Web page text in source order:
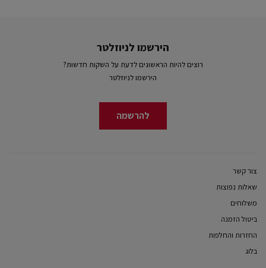
הירשמו לניוזלטר
רוצים להיות הראשונים לדעת על השקות חדשות?
הירשמו לניוזלטר
להרשמה
צור קשר
שאלות נפוצות
משלוחים
ביטול הזמנה
החזרות והחלפות
בלוג